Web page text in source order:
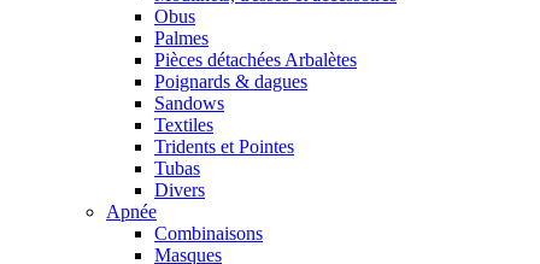
Obus
Palmes
Pièces détachées Arbalètes
Poignards & dagues
Sandows
Textiles
Tridents et Pointes
Tubas
Divers
Apnée
Combinaisons
Masques